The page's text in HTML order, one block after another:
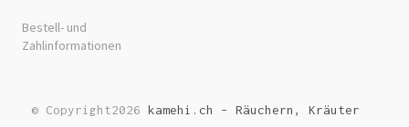
Bestell- und
Zahlinformationen
© Copyright2026 kamehi.ch – Räuchern, Kräuter